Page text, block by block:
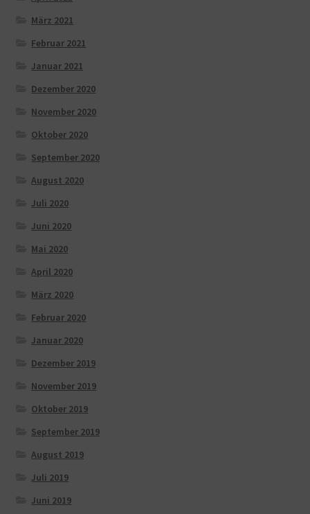
März 2021
Februar 2021
Januar 2021
Dezember 2020
November 2020
Oktober 2020
September 2020
August 2020
Juli 2020
Juni 2020
Mai 2020
April 2020
März 2020
Februar 2020
Januar 2020
Dezember 2019
November 2019
Oktober 2019
September 2019
August 2019
Juli 2019
Juni 2019